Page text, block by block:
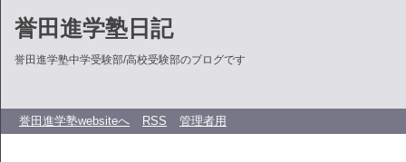
誉田進学塾日記
誉田進学塾中学受験部/高校受験部のブログです
誉田進学塾websiteへ RSS 管理者用